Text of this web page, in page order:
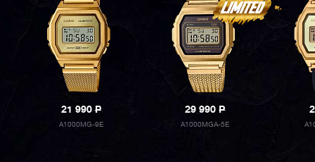
21 990P
A1000MG-9E
29 990P
A1000MGA-5E